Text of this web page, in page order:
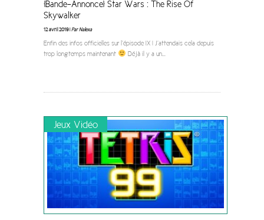
[Bande-Annonce] Star Wars : The Rise Of
Skywalker
12 avril 2019 |Par Nalexa
Enfin des infos officielles sur l’épisode IX ! J’attendais cela depuis
trop longtemps maintenant
Déjà il y a un...
Jeux Vidéo